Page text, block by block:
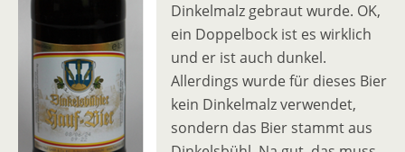
Dinkelmalz gebraut wurde. OK,
ein Doppelbock ist es wirklich
und er ist auch dunkel.
Allerdings wurde für dieses Bier
kein Dinkelmalz verwendet,
sondern das Bier stammt aus